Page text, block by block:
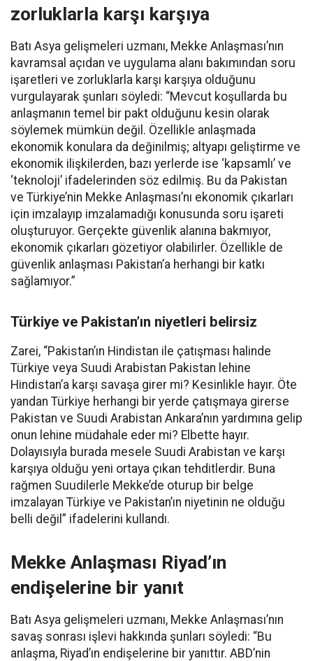
zorluklarla karşı karşıya
Batı Asya gelişmeleri uzmanı, Mekke Anlaşması’nın
kavramsal açıdan ve uygulama alanı bakımından soru
işaretleri ve zorluklarla karşı karşıya olduğunu
vurgulayarak şunları söyledi: “Mevcut koşullarda bu
anlaşmanın temel bir pakt olduğunu kesin olarak
söylemek mümkün değil. Özellikle anlaşmada
ekonomik konulara da değinilmiş; altyapı geliştirme ve
ekonomik ilişkilerden, bazı yerlerde ise ‘kapsamlı’ ve
‘teknoloji’ ifadelerinden söz edilmiş. Bu da Pakistan
ve Türkiye’nin Mekke Anlaşması’nı ekonomik çıkarları
için imzalayıp imzalamadığı konusunda soru işareti
oluşturuyor. Gerçekte güvenlik alanına bakmıyor,
ekonomik çıkarları gözetiyor olabilirler. Özellikle de
güvenlik anlaşması Pakistan’a herhangi bir katkı
sağlamıyor.”
Türkiye ve Pakistan’ın niyetleri belirsiz
Zarei, “Pakistan’ın Hindistan ile çatışması halinde
Türkiye veya Suudi Arabistan Pakistan lehine
Hindistan’a karşı savaşa girer mi? Kesinlikle hayır. Öte
yandan Türkiye herhangi bir yerde çatışmaya girerse
Pakistan ve Suudi Arabistan Ankara’nın yardımına gelip
onun lehine müdahale eder mi? Elbette hayır.
Dolayısıyla burada mesele Suudi Arabistan ve karşı
karşıya olduğu yeni ortaya çıkan tehditlerdir. Buna
rağmen Suudilerle Mekke’de oturup bir belge
imzalayan Türkiye ve Pakistan’ın niyetinin ne olduğu
belli değil” ifadelerini kullandı.
Mekke Anlaşması Riyad’ın
endişelerine bir yanıt
Batı Asya gelişmeleri uzmanı, Mekke Anlaşması’nın
savaş sonrası işlevi hakkında şunları söyledi: “Bu
anlaşma, Riyad’ın endişelerine bir yanıttır. ABD’nin